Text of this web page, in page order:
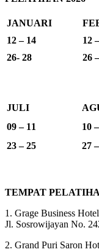
JANUARI
12 – 14
12
26- 28
26
JULI
09 – 11
10
23 – 25
27
TEMPAT
1. Grage Business
Jl. Sosrowijayan No.
2. Grand Puri Saron